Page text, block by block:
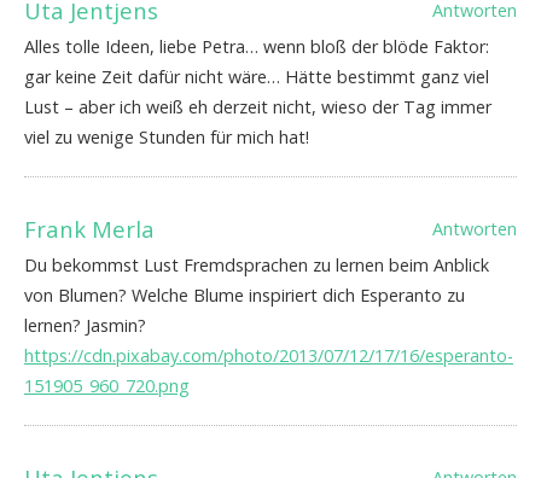
Uta Jentjens
Antworten
Alles tolle Ideen, liebe Petra… wenn bloß der blöde Faktor:
gar keine Zeit dafür nicht wäre… Hätte bestimmt ganz viel
Lust – aber ich weiß eh derzeit nicht, wieso der Tag immer
viel zu wenige Stunden für mich hat!
Frank Merla
Antworten
Du bekommst Lust Fremdsprachen zu lernen beim Anblick
von Blumen? Welche Blume inspiriert dich Esperanto zu
lernen? Jasmin?
https://cdn.pixabay.com/photo/2013/07/12/17/16/esperanto-
151905_960_720.png